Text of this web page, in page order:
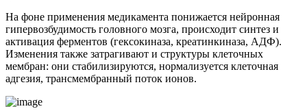
На фоне применения медикамента понижается нейронная
гипервозбудимость головного мозга, происходит синтез и
активация ферментов (гексокиназа, креатинкиназа, АДФ).
Изменения также затрагивают и структуры клеточных
мембран: они стабилизируются, нормализуется клеточная
адгезия, трансмембранный поток ионов.